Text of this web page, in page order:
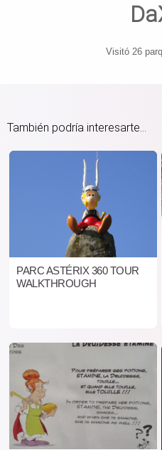
Visitó 26
También podría interesarte...
PARC ASTÉRIX 360 TOUR
WALKTHROUGH